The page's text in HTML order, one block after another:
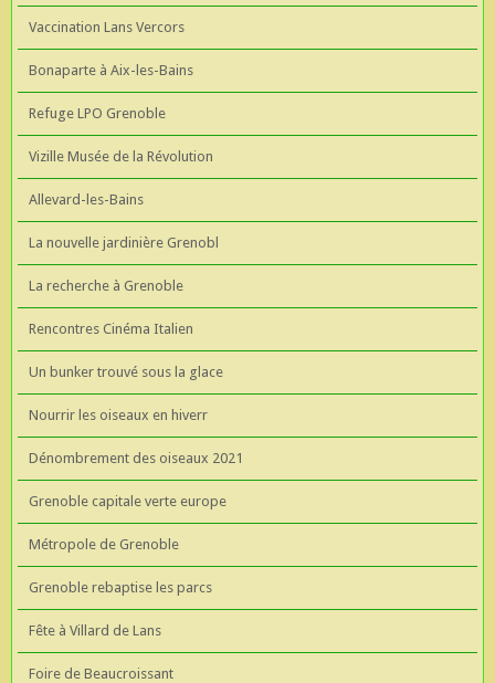
Vaccination Lans Vercors
Bonaparte à Aix-les-Bains
Refuge LPO Grenoble
Vizille Musée de la Révolution
Allevard-les-Bains
La nouvelle jardinière Grenobl
La recherche à Grenoble
Rencontres Cinéma Italien
Un bunker trouvé sous la glace
Nourrir les oiseaux en hiverr
Dénombrement des oiseaux 2021
Grenoble capitale verte europe
Métropole de Grenoble
Grenoble rebaptise les parcs
Fête à Villard de Lans
Foire de Beaucroissant